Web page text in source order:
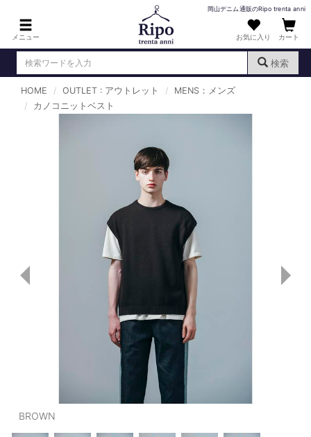
メニュー
岡山デニム通販のRipo trenta anni
お気に入り カート
検索
ログイン （新規会員登録
TOPS : トップス
T-SHIRT : Tシャツ
KNIT : ニット
SHIRT : シャツ
OUTERS : アウター
LADIES : レディース
PANTS/SKIRT : パンツ・スカート
TOPS : トップス
HOME OUTLET : アウトレット
MENS：メンズ
カノコニットベスト
BROWN